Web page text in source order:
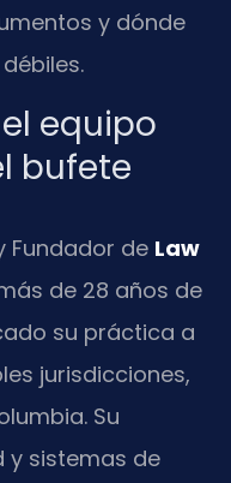
y dónde
el equipo
bufete
Fundador de Law
de 28 años de
su práctica a
jurisdicciones,
Su
y sistemas de